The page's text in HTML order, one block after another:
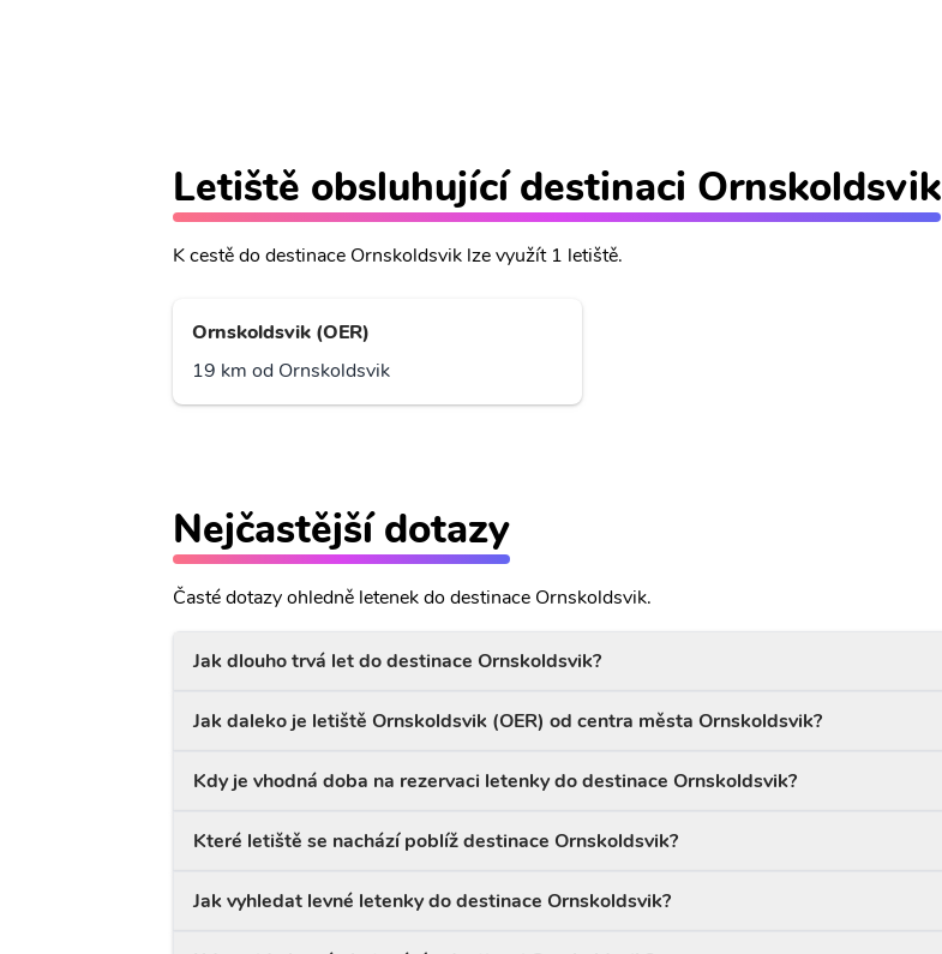
Letiště obsluhující destinaci Ornskoldsvik
K cestě do destinace Ornskoldsvik lze využít 1 letiště.
Ornskoldsvik (OER)
19 km od Ornskoldsvik
Nejčastější dotazy
Časté dotazy ohledně letenek do destinace Ornskoldsvik.
Jak dlouho trvá let do destinace Ornskoldsvik?
Jak daleko je letiště Ornskoldsvik (OER) od centra města Ornskoldsvik?
Kdy je vhodná doba na rezervaci letenky do destinace Ornskoldsvik?
Které letiště se nachází poblíž destinace Ornskoldsvik?
Jak vyhledat levné letenky do destinace Ornskoldsvik?